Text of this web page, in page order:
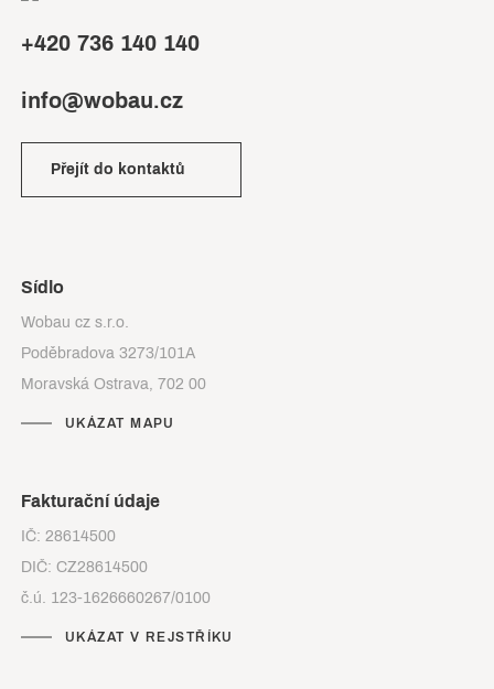
+420 736 140 140
info@wobau.cz
Přejít do kontaktů
Sídlo
Wobau cz s.r.o.
Poděbradova 3273/101A
Moravská Ostrava, 702 00
UKÁZAT MAPU
Fakturační údaje
IČ: 28614500
DIČ: CZ28614500
č.ú. 123-1626660267/0100
UKÁZAT V REJSTŘÍKU